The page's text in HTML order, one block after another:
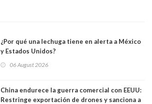
¿Por qué una lechuga tiene en alerta a México
y Estados Unidos?
06 August 2026
China endurece la guerra comercial con EEUU:
Restringe exportación de drones y sanciona a